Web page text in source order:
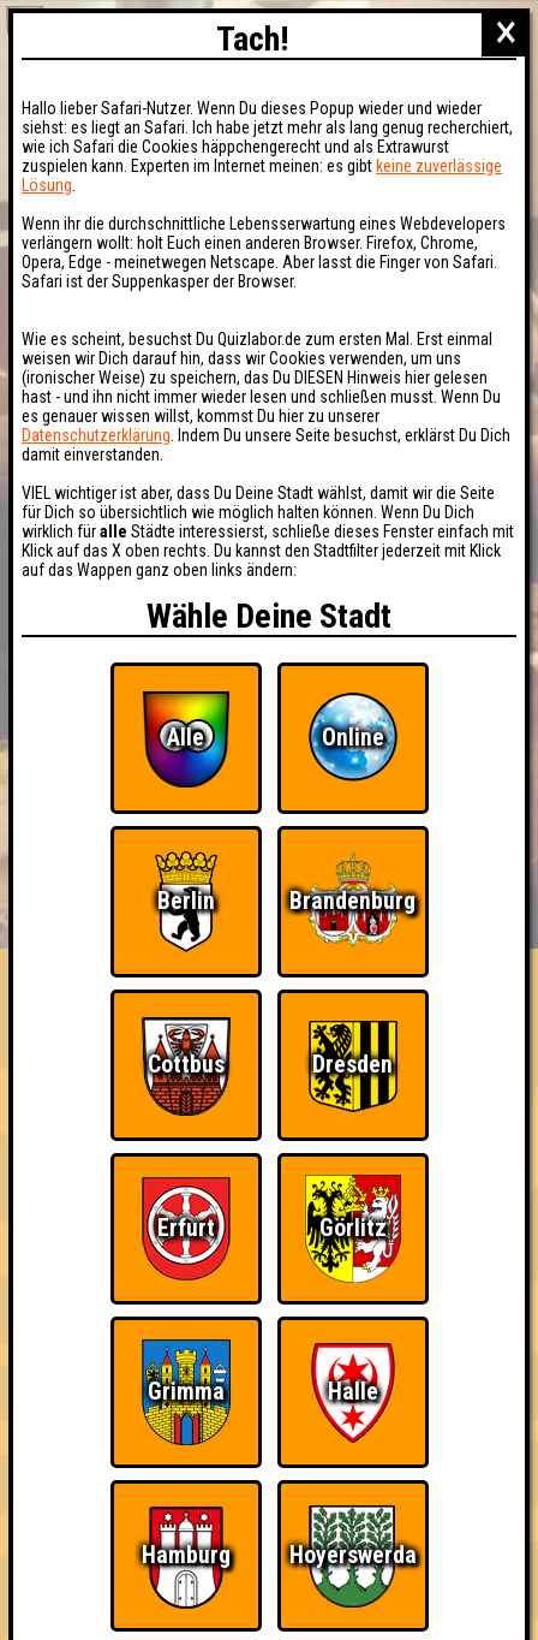
HIGHSCORE RESERVIERUNG
FAQ ÜBER UNS
Quizney+
Errungenschaften
Kleiner Hinweis: bei uns sind Teams, die in einem Stechen
schließlich verdient! Entsprechend gibt es für diese auch
Schon wieder zum
Wiederzehn macht
Quizveteran
Wir sind immer bei
Nerven aus Stahl
The Amount of
Teilnahmen is too
damn high
×
Tach!
Hallo lieber Safari-Nutzer. Wenn Du dieses Popup wieder und wieder
siehst: es liegt an Safari. Ich habe jetzt mehr als lang genug recherchiert,
wie ich Safari die Cookies häppchengerecht und als Extrawurst
zuspielen kann. Experten im Internet meinen: es gibt keine zuverlässige
Lösung
Wenn ihr die durchschnittliche Lebensserwartung eines Webdevelopers
verlängern wollt: holt Euch einen anderen Browser. Firefox, Chrome,
Opera, Edge - meinetwegen Netscape. Aber lasst die Finger von Safari.
Safari ist der Suppenkasper der Browser.
Wie es scheint, besuchst Du Quizlabor.de zum ersten Mal. Erst einmal
weisen wir Dich darauf hin, dass wir Cookies verwenden, um uns
(ironischer Weise) zu speichern, das Du DIESEN Hinweis hier gelesen
hast - und ihn nicht immer wieder lesen und schließen musst. Wenn Du
es genauer wissen willst, kommst Du hier zu unserer
Datenschutzerklärung . Indem Du unsere Seite besuchst, erklärst Du Dich
damit einverstanden.
VIEL wichtiger ist aber, dass Du Deine Stadt wählst, damit wir die Seite
für Dich so übersichtlich wie möglich halten können. Wenn Du Dich
wirklich füralle Städte interessierst, schließe dieses Fenster einfach mit
Klick auf das X oben rechts. Du kannst den Stadtfilter jederzeit mit Klick
auf das Wappen ganz oben links ändern:
Wähle Deine Stadt
Alle Online
Berlin Brandenburg
Cottbus Dresden
Erfurt Görlitz
Grimma Halle
Hamburg Hoyerswerda